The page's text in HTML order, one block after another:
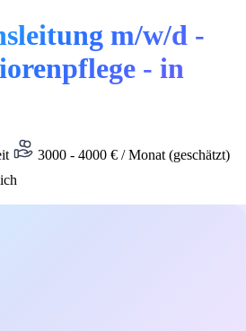
m/w/d -
- in
3000 - 4000 € / Monat (geschätzt)